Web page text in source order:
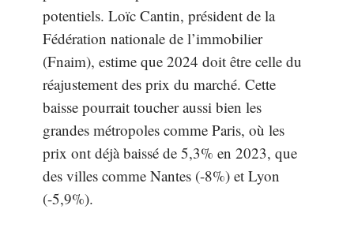
potentiels. Loïc Cantin, président de la
Fédération nationale de l’immobilier
(Fnaim), estime que 2024 doit être celle du
réajustement des prix du marché. Cette
baisse pourrait toucher aussi bien les
grandes métropoles comme Paris, où les
prix ont déjà baissé de 5,3% en 2023, que
des villes comme Nantes (-8%) et Lyon
(-5,9%).